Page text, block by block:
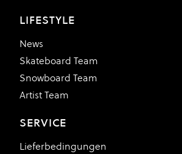
LIFESTYLE
News
Skateboard Team
Snowboard Team
Artist Team
SERVICE
Lieferbedingungen